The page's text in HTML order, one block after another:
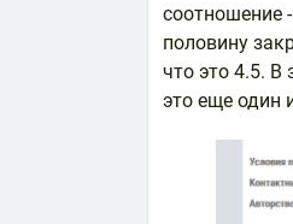
соотношение
половину
что это 4.5. В
это еще один